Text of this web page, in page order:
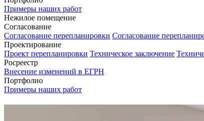
Примеры наших работ
Нежилое помещение
Согласование
Согласование перепланировки Согласование
Проектирование
Проект перепланировки Техническое заключение
Росреестр
Внесение изменений в ЕГРН
Портфолио
Примеры наших работ